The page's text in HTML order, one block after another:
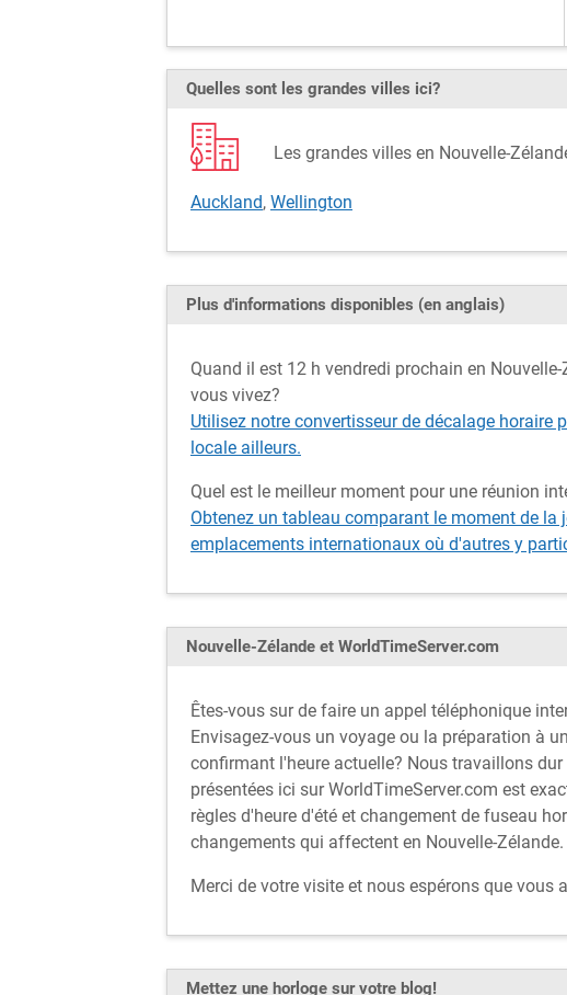
Quelles sont les grandes villes ici?
Les grandes villes en Nouvelle-
Auckland, Wellington
Plus d'informations disponibles (en anglais)
Quand il est 12 h vendredi prochain en
vous vivez?
Utilisez notre convertisseur de décalage horaire
locale ailleurs.
Quel est le meilleur moment pour une réunion
Obtenez un tableau comparant le moment de la
emplacements internationaux où d'autres y
Nouvelle-Zélande et WorldTimeServer.com
Êtes-vous sur de faire un appel téléphonique
Envisagez-vous un voyage ou la préparation à
confirmant l'heure actuelle? Nous travaillons
présentées ici sur WorldTimeServer.com est
règles d'heure d'été et changement de fuseau
changements qui affectent en Nouvelle-Zélande.
Merci de votre visite et nous espérons que vous
Mettez une horloge sur votre blog!